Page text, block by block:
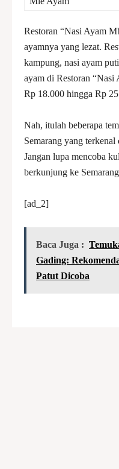
Restoran “Nasi Ayam
ayamnya yang lezat.
kampung, nasi ayam
ayam di Restoran
Rp 18.000 hingga Rp
Nah, itulah beberapa
Semarang yang
Jangan lupa mencoba
berkunjung ke
[ad_2]
Baca Juga :
Gading:
Patut Dicoba